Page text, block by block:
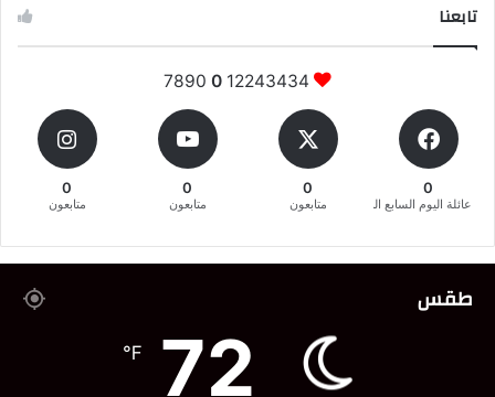
تابعنا
12243434
0
0
عائلة اليوم السابع المغربية
0
متابعون
0
متابعون
0
متابعون
طقس
72
℉